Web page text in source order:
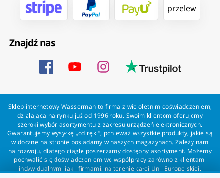
przelew
Znajdź nas
Sklep internetowy Wasserman to firma z wieloletnim doświadczeniem,
działająca na rynku już od 1996 roku. Swoim klientom oferujemy
szeroki wybór asortymentu z zakresu urządzeń elektronicznych.
Gwarantujemy wysyłkę „od ręki”, ponieważ wszystkie produkty, jakie są
widoczne na stronie posiadamy w naszych magazynach. Zależy nam
na rozwoju, dlatego ciągle poszerzamy dostępny asortyment. Możemy
pochwalić się doświadczeniem we współpracy zarówno z klientami
indywidualnymi jak i firmami, na terenie całej Unii Europejskiej.